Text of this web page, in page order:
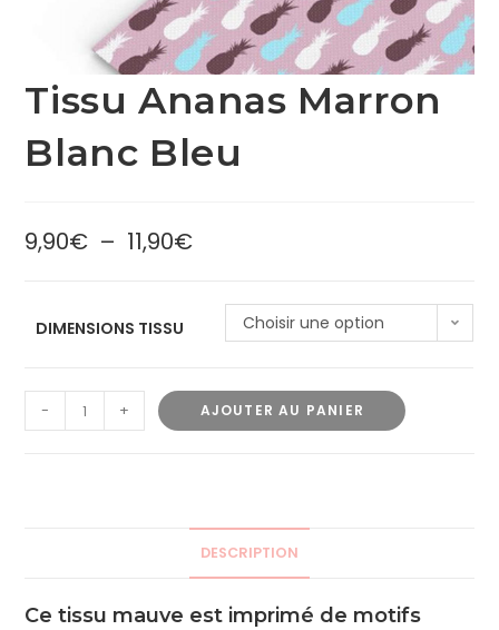
Tissu Ananas Marron
Blanc Bleu
9,90€ – 11,90€
DIMENSIONS TISSU Choisir une option
- + AJOUTER AU PANIER
DESCRIPTION
Ce tissu mauve est imprimé de motifs